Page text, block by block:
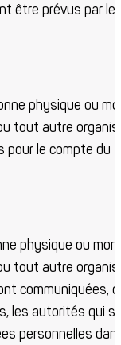
être prévus par le
physique ou
tout autre
pour le compte du
physique ou
tout autre
communiquées,
les autorités qui
personnelles